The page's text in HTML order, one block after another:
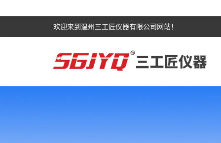
欢迎来到温州三工匠仪器有限公司网站！